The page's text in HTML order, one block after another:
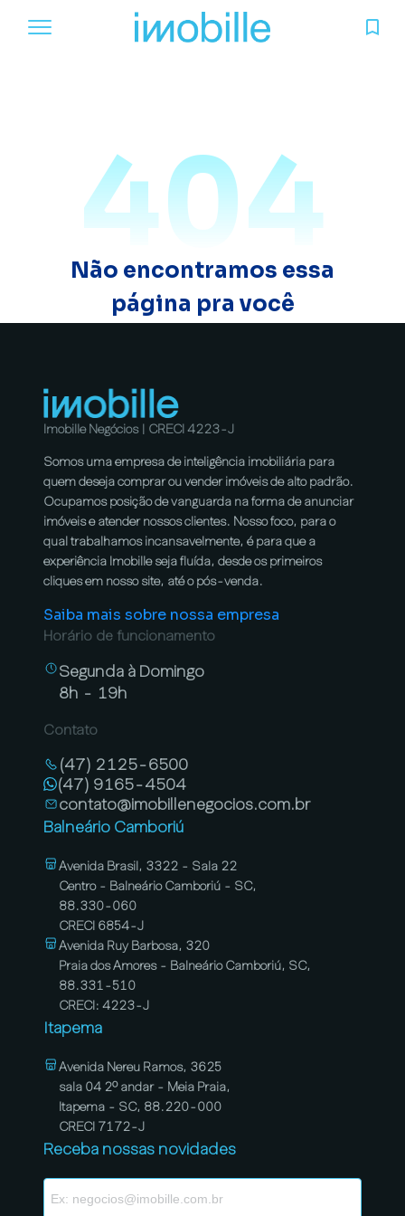
404
Não encontramos essa
página pra você
Imobille Negócios | CRECI 4223-J
Somos uma empresa de inteligência imobiliária para
quem deseja comprar ou vender imóveis de alto padrão.
Ocupamos posição de vanguarda na forma de anunciar
imóveis e atender nossos clientes. Nosso foco, para o
qual trabalhamos incansavelmente, é para que a
experiência Imobille seja fluída, desde os primeiros
cliques em nosso site, até o pós-venda.
Saiba mais sobre nossa empresa
Horário de funcionamento
Segunda à Domingo
8h - 19h
Contato
(47) 2125-6500
(47) 9165-4504
contato@imobillenegocios.com.br
Balneário Camboriú
Avenida Brasil, 3322 - Sala 22
Centro - Balneário Camboriú - SC,
88.330-060
CRECI 6854-J
Avenida Ruy Barbosa, 320
Praia dos Amores - Balneário Camboriú, SC,
88.331-510
CRECI: 4223-J
Itapema
Avenida Nereu Ramos, 3625
sala 04 2º andar - Meia Praia,
Itapema - SC, 88.220-000
CRECI 7172-J
Receba nossas novidades